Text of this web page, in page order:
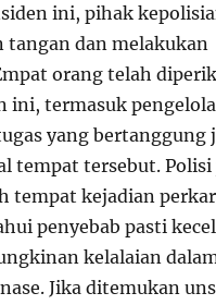
ini, pihak
tangan dan melakukan
orang telah
ini, termasuk
yang bertanggung
tempat tersebut. Polisi
tempat kejadian
penyebab pasti
kelalaian
Jika ditemukan